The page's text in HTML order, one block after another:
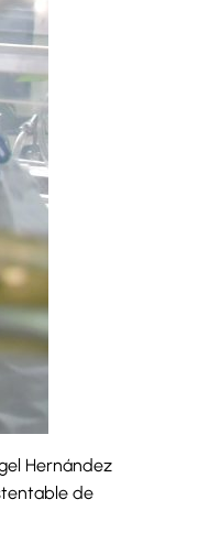
Hernández
de